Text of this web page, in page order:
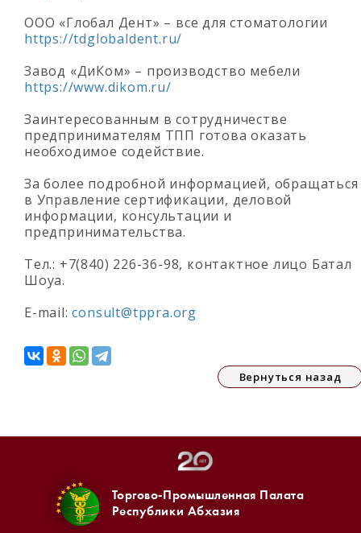
ООО «Глобал Дент» – все для стоматологии
https://tdglobaldent.ru/
Завод «ДиКом» – производство мебели
https://www.dikom.ru/
Заинтересованным в сотрудничестве
предпринимателям ТПП готова оказать
необходимое содействие.
За более подробной информацией, обращаться
в Управление сертификации, деловой
информации, консультации и
предпринимательства.
Тел.: +7(840) 226-36-98, контактное лицо Батал
Шоуа.
E-mail:consult@tppra.org
Вернуться назад
Торгово-Промышленная Палата
Республики Абхазия